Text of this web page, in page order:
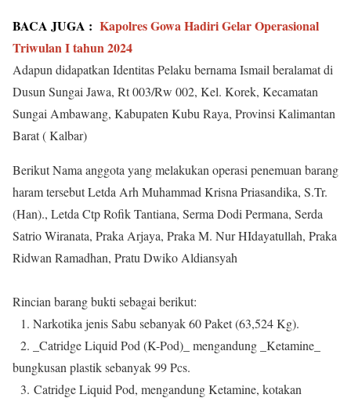
BACA JUGA : Kapolres Gowa Hadiri Gelar Operasional
Triwulan I tahun 2024
Adapun didapatkan Identitas Pelaku bernama Ismail beralamat di
Dusun Sungai Jawa, Rt 003/Rw 002, Kel. Korek, Kecamatan
Sungai Ambawang, Kabupaten Kubu Raya, Provinsi Kalimantan
Barat ( Kalbar)
Berikut Nama anggota yang melakukan operasi penemuan barang
haram tersebut Letda Arh Muhammad Krisna Priasandika, S.Tr.
(Han)., Letda Ctp Rofik Tantiana, Serma Dodi Permana, Serda
Satrio Wiranata, Praka Arjaya, Praka M. Nur HIdayatullah, Praka
Ridwan Ramadhan, Pratu Dwiko Aldiansyah
Rincian barang bukti sebagai berikut:
1. Narkotika jenis Sabu sebanyak 60 Paket (63,524 Kg).
2. _Catridge Liquid Pod (K-Pod)_ mengandung _Ketamine_
bungkusan plastik sebanyak 99 Pcs.
3. Catridge Liquid Pod, mengandung Ketamine, kotakan